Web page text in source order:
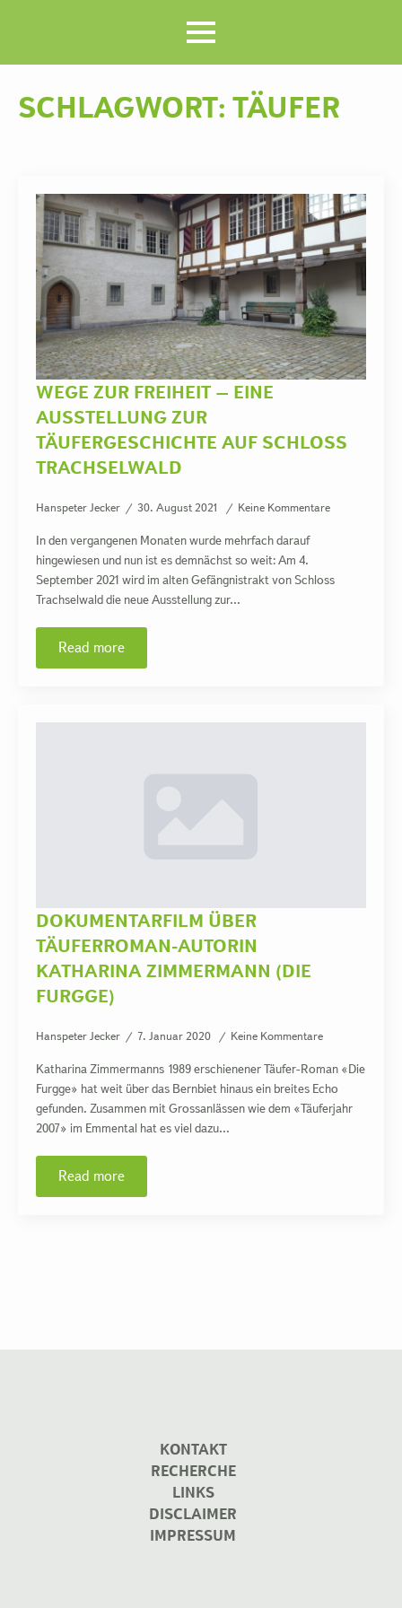
SCHLAGWORT: TÄUFER
WEGE ZUR FREIHEIT – EINE
AUSSTELLUNG ZUR
TÄUFERGESCHICHTE AUF SCHLOSS
TRACHSELWALD
Hanspeter Jecker 30. August 2021 Keine Kommentare
In den vergangenen Monaten wurde mehrfach darauf
hingewiesen und nun ist es demnächst so weit: Am 4.
September 2021 wird im alten Gefängnistrakt von Schloss
Trachselwald die neue Ausstellung zur…
Read more
DOKUMENTARFILM ÜBER
TÄUFERROMAN-AUTORIN
KATHARINA ZIMMERMANN (DIE
FURGGE)
Hanspeter Jecker 7. Januar 2020 Keine Kommentare
Katharina Zimmermanns 1989 erschienener Täufer-Roman «Die
Furgge» hat weit über das Bernbiet hinaus ein breites Echo
gefunden. Zusammen mit Grossanlässen wie dem «Täuferjahr
2007» im Emmental hat es viel dazu…
Read more
KONTAKT
RECHERCHE
LINKS
DISCLAIMER
IMPRESSUM